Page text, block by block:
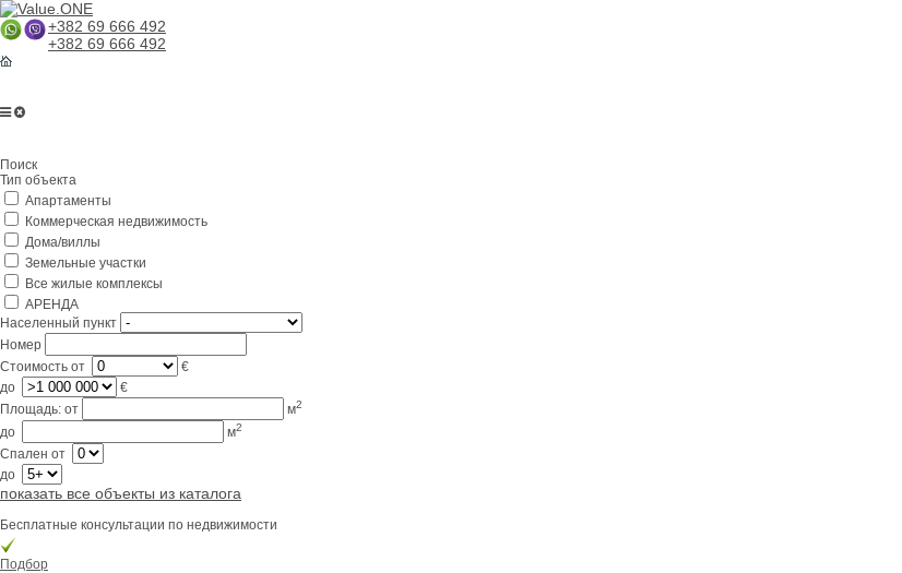
+382 69 666 492
+382 69 666 492
Поиск
Тип объекта
Апартаменты
Коммерческая недвижимость
Дома/виллы
Земельные участки
Все жилые комплексы
АРЕНДА
Населенный пункт
Номер
Стоимость от
€
до
€
Площадь: от м2
до м2
Спален от
до
показать все объекты из каталога
Бесплатные консультации по недвижимости
Подбор